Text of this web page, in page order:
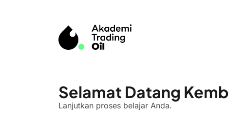
Selamat Datang
Lanjutkan proses belajar Anda.